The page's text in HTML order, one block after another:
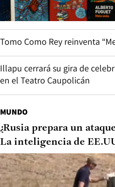
Tomo Como Rey reinventa
Illapu cerrará su gira de
en el Teatro Caupolicán
MUNDO
¿Rusia prepara un
La inteligencia de